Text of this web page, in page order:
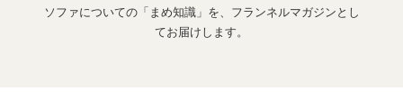
ソファについての「まめ知識」を、フランネルマガジンとし
てお届けします。